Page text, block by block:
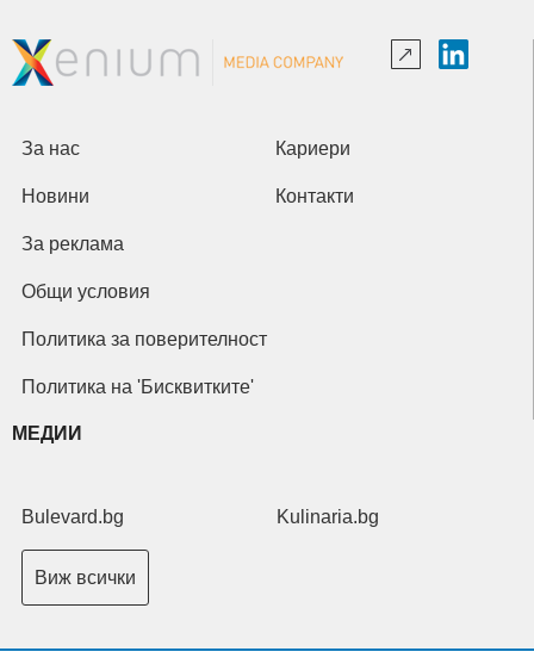
За нас Кариери
Новини Контакти
За реклама
Общи условия
Политика за поверителност
Политика на 'Бисквитките'
МЕДИИ
Bulevard.bg Kulinaria.bg
Виж всички